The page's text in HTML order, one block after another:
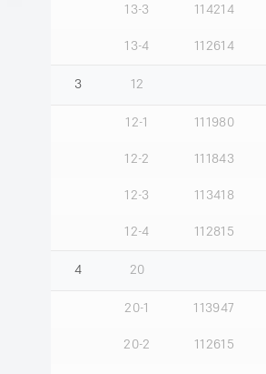
13-3 114214
13-4 112614
3 12
12-1 111980
12-2 111843
12-3 113418
12-4 112815
4 20
20-1 113947
20-2 112615